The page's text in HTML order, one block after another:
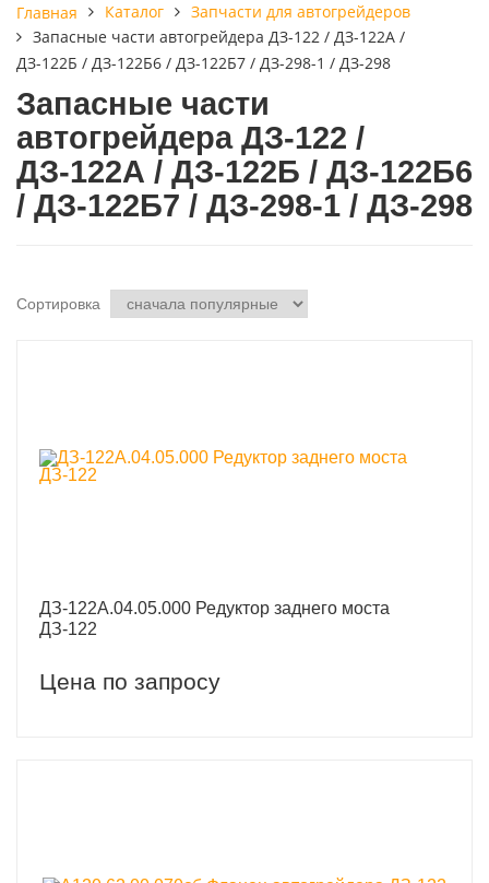
Главная Каталог
Запчасти для автогрейдеров
Запасные части автогрейдера ДЗ-122 / ДЗ-122А /
ДЗ-122Б / ДЗ-122Б6 / ДЗ-122Б7 / ДЗ-298-1 / ДЗ-298
Запасные части
автогрейдера ДЗ-122 /
ДЗ-122А / ДЗ-122Б / ДЗ-122Б6
/ ДЗ-122Б7 / ДЗ-298-1 / ДЗ-298
Сортировка
ДЗ-122А.04.05.000 Редуктор заднего моста
ДЗ-122
Цена по запросу